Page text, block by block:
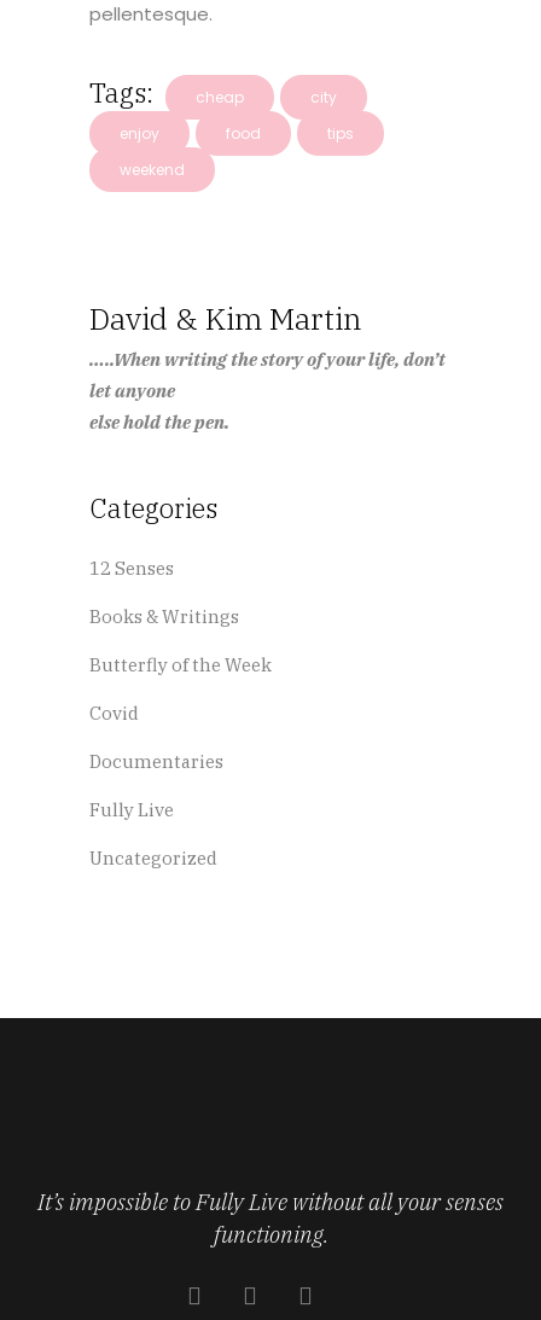
pellentesque.
Tags: cheap
city
enjoy
food
tips
weekend
David & Kim Martin
…..When writing the story of your life, don’t
let anyone
else hold the pen.
Categories
12 Senses
Books & Writings
Butterfly of the Week
Covid
Documentaries
Fully Live
Uncategorized
It’s impossible to Fully Live without all your senses
functioning.